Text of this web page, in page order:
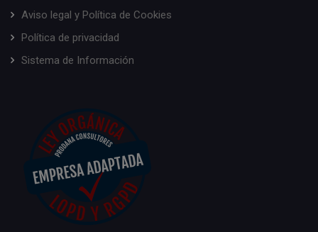
Aviso legal y Política de Cookies
Política de privacidad
Sistema de Información